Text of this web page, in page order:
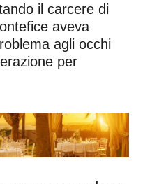
il carcere di
aveva
agli occhi
per